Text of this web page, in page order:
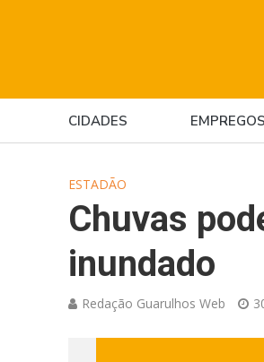
CIDADES
ESTADÃO
Chuvas
inundado
Redação Guarulhos Web